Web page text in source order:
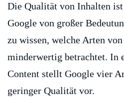
Die Qualität von Inhalten
Google von großer
zu wissen, welche Arten
minderwertig betrachtet. In
Content stellt Google vier
geringer Qualität vor.